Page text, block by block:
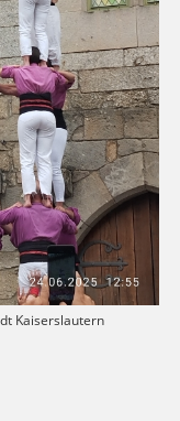
Kaiserslautern